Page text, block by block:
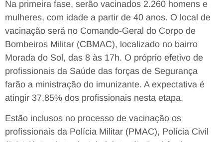
Na primeira fase, serão vacinados 2.260 homens e
mulheres, com idade a partir de 40 anos. O local de
vacinação será no Comando-Geral do Corpo de
Bombeiros Militar (CBMAC), localizado no bairro
Morada do Sol, das 8 às 17h. O próprio efetivo de
profissionais da Saúde das forças de Segurança
farão a ministração do imunizante. A expectativa é
atingir 37,85% dos profissionais nesta etapa.
Estão inclusos no processo de vacinação os
profissionais da Polícia Militar (PMAC), Polícia Civil